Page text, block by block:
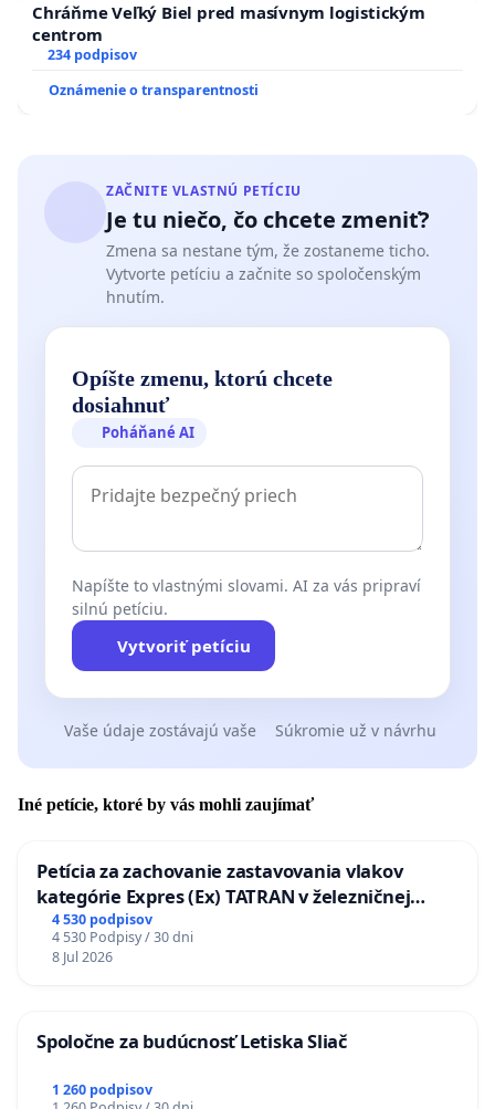
Chráňme Veľký Biel pred masívnym logistickým
centrom
234 podpisov
Oznámenie o transparentnosti
ZAČNITE VLASTNÚ PETÍCIU
Je tu niečo, čo chcete zmeniť?
Zmena sa nestane tým, že zostaneme ticho.
Vytvorte petíciu a začnite so spoločenským
hnutím.
Opíšte zmenu, ktorú chcete
dosiahnuť
Poháňané AI
Napíšte to vlastnými slovami. AI za vás pripraví
silnú petíciu.
Vytvoriť petíciu
Vaše údaje zostávajú vaše Súkromie už v návrhu
Iné petície, ktoré by vás mohli zaujímať
Petícia za zachovanie zastavovania vlakov
kategórie Expres (Ex) TATRAN v železničnej
stanici Púchov
4 530 podpisov
4 530 Podpisy / 30 dni
8 Jul 2026
Spoločne za budúcnosť Letiska Sliač
1 260 podpisov